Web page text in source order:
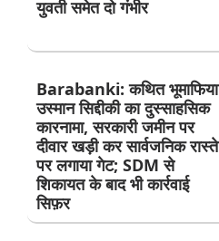
युवती समेत दो गंभीर
Barabanki: कथित भूमाफिया
उस्मान सिद्दीकी का दुस्साहसिक
कारनामा, सरकारी जमीन पर
दीवार खड़ी कर सार्वजनिक रास्ते
पर लगाया गेट; SDM से
शिकायत के बाद भी कार्रवाई
सिफ़र